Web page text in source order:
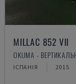
MILLAC 852 VII
OKUMA -
ІСПАНІЯ 2015